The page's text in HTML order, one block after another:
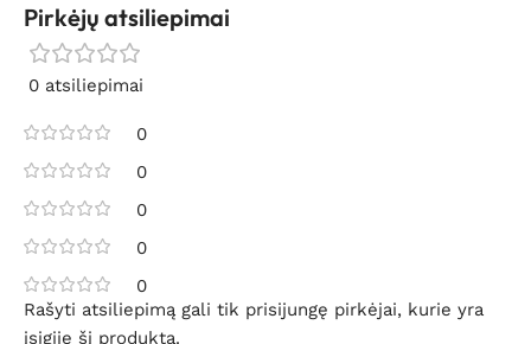
Pirkėjų atsiliepimai
0 atsiliepimai
0
0
0
0
0
Rašyti atsiliepimą gali tik prisijungę pirkėjai, kurie yra
įsigiję šį produktą.